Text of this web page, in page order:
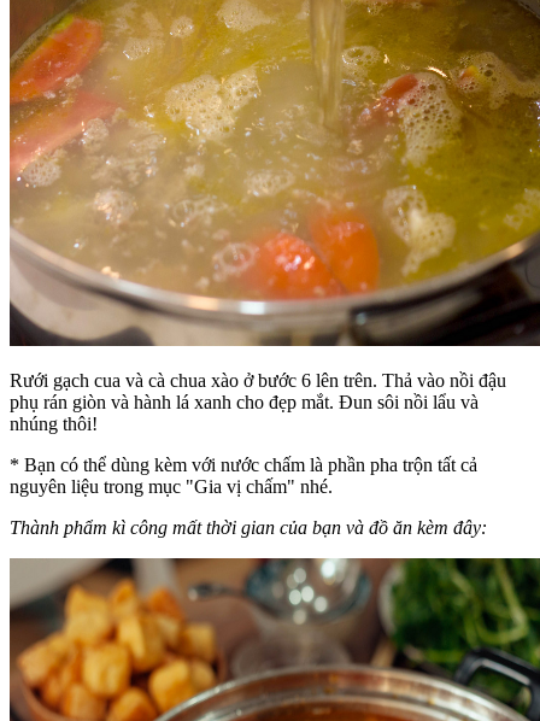
Rưới gạch cua và cà chua xào ở bước 6 lên trên. Thả vào nồi đậu
phụ rán giòn và hành lá xanh cho đẹp mắt. Đun sôi nồi lẩu và
nhúng thôi!
* Bạn có thể dùng kèm với nước chấm là phần pha trộn tất cả
nguyên liệu trong mục "Gia vị chấm" nhé.
Thành phẩm kì công mất thời gian của bạn và đồ ăn kèm đây: